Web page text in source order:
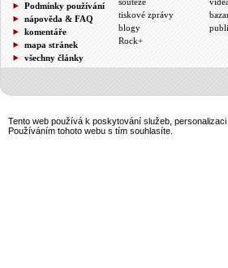
Podmínky používání
nápověda & FAQ
komentáře
mapa stránek
všechny články
tiskové zprávy
blogy
Rock+
Tento web používá k poskytování služeb,
Používáním tohoto webu s tím souhlasíte.